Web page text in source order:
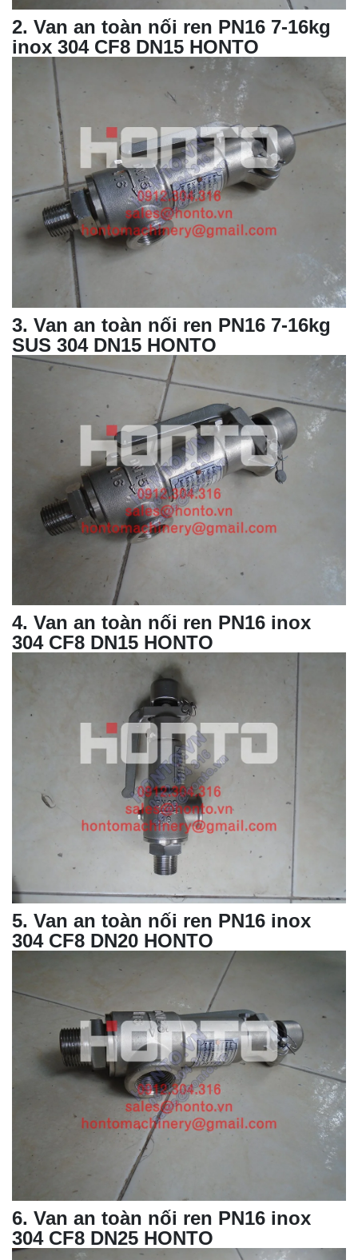
2. Van an toàn nối ren PN16 7-16kg
inox 304 CF8 DN15 HONTO
3. Van an toàn nối ren PN16 7-16kg
SUS 304 DN15 HONTO
4. Van an toàn nối ren PN16 inox
304 CF8 DN15 HONTO
5. Van an toàn nối ren PN16 inox
304 CF8 DN20 HONTO
6. Van an toàn nối ren PN16 inox
304 CF8 DN25 HONTO